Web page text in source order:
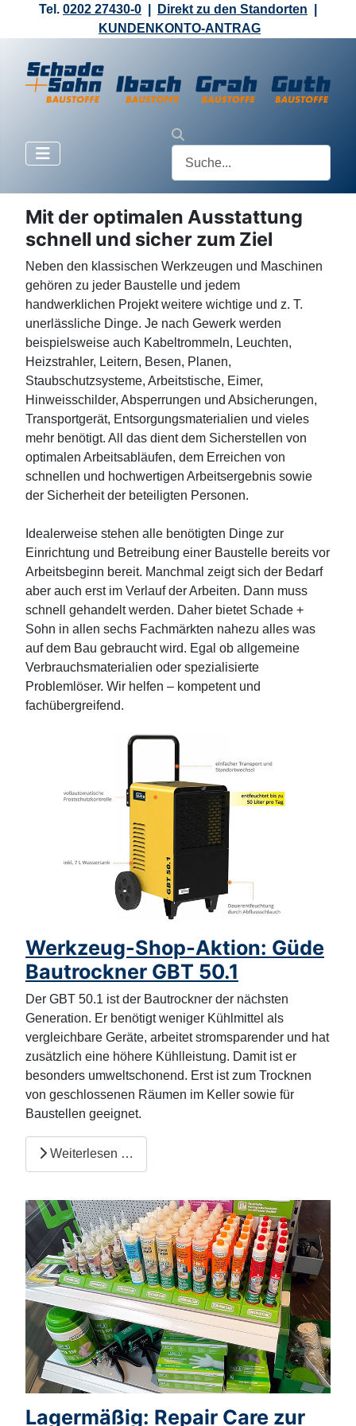
Tel. 0202 27430-0 Direkt zu den Standorten
KUNDENKONTO-ANTRAG
Mit der optimalen Ausstattung
schnell und sicher zum Ziel
Neben den klassischen Werkzeugen und Maschinen
gehören zu jeder Baustelle und jedem
handwerklichen Projekt weitere wichtige und z. T.
unerlässliche Dinge. Je nach Gewerk werden
beispielsweise auch Kabeltrommeln, Leuchten,
Heizstrahler, Leitern, Besen, Planen,
Staubschutzsysteme, Arbeitstische, Eimer,
Hinweisschilder, Absperrungen und Absicherungen,
Transportgerät, Entsorgungsmaterialien und vieles
mehr benötigt. All das dient dem Sicherstellen von
optimalen Arbeitsabläufen, dem Erreichen von
schnellen und hochwertigen Arbeitsergebnis sowie
der Sicherheit der beteiligten Personen.
Idealerweise stehen alle benötigten Dinge zur
Einrichtung und Betreibung einer Baustelle bereits vor
Arbeitsbeginn bereit. Manchmal zeigt sich der Bedarf
aber auch erst im Verlauf der Arbeiten. Dann muss
schnell gehandelt werden. Daher bietet Schade +
Sohn in allen sechs Fachmärkten nahezu alles was
auf dem Bau gebraucht wird. Egal ob allgemeine
Verbrauchsmaterialien oder spezialisierte
Problemlöser. Wir helfen – kompetent und
fachübergreifend.
Werkzeug-Shop-Aktion: Güde
Bautrockner GBT 50.1
Der GBT 50.1 ist der Bautrockner der nächsten
Generation. Er benötigt weniger Kühlmittel als
vergleichbare Geräte, arbeitet stromsparender und hat
zusätzlich eine höhere Kühlleistung. Damit ist er
besonders umweltschonend. Erst ist zum Trocknen
von geschlossenen Räumen im Keller sowie für
Baustellen geeignet.
Weiterlesen …
Lagermäßig: Repair Care zur